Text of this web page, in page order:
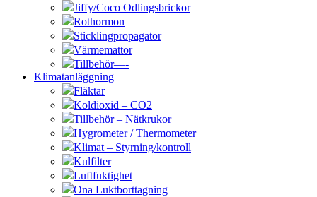
Jiffy/Coco Odlingsbrickor
Rothormon
Sticklingpropagator
Värmemattor
Tillbehör—-
Klimatanläggning
Fläktar
Koldioxid – CO2
Tillbehör – Nätkrukor
Hygrometer / Thermometer
Klimat – Styrning/kontroll
Kulfilter
Luftfuktighet
Ona Luktborttagning